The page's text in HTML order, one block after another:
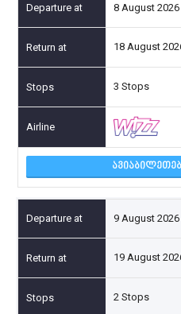
8 August 2026
18 August
3 Stops
9 August 2026
19 August
2 Stops